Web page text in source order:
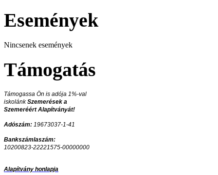
Események
Nincsenek események
Támogatás
Támogassa Ön is adója 1%-val
iskolánkSzemerések a
Szemeréért Alapítványát!
Adószám: 19673037-1-41
Bankszámlaszám:
10200823-22221575-00000000
Alapítvány honlapja